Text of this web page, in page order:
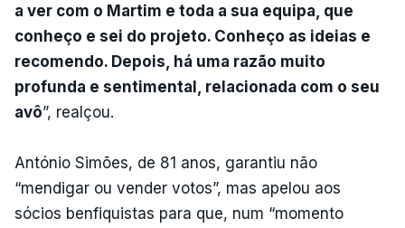
a ver com o Martim e toda a sua equipa, que
conheço e sei do projeto. Conheço as ideias e
recomendo. Depois, há uma razão muito
profunda e sentimental, relacionada com o seu
avô”, realçou.
António Simões, de 81 anos, garantiu não
“mendigar ou vender votos”, mas apelou aos
sócios benfiquistas para que, num “momento